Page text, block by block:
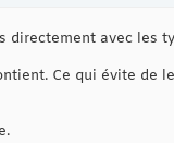
directement avec les
Ce qui évite de